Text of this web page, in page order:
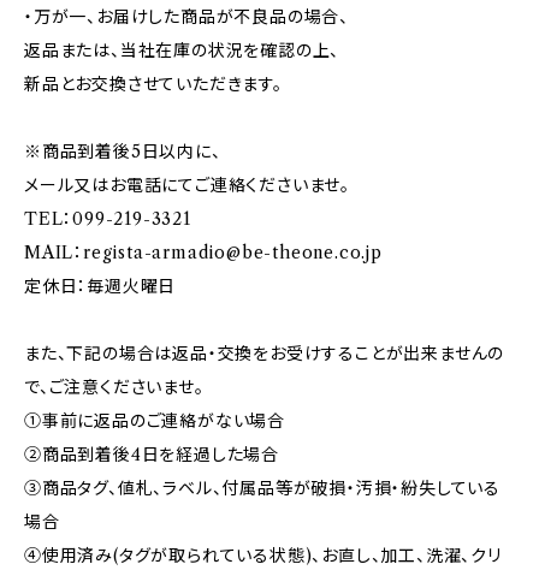
・万が一、お届けした商品が不良品の場合、
返品または、当社在庫の状況を確認の上、
新品とお交換させていただきます。
※商品到着後5日以内に、
メール又はお電話にてご連絡くださいませ。
TEL：099-219-3321
MAIL： regista-armadio@be-theone.co.jp
定休日：毎週火曜日
また、下記の場合は返品・交換をお受けすることが出来ませんの
で、ご注意くださいませ。
①事前に返品のご連絡がない場合
②商品到着後4日を経過した場合
③商品タグ、値札、ラベル、付属品等が破損・汚損・紛失している
場合
④使用済み(タグが取られている状態)、お直し、加工、洗濯、クリ